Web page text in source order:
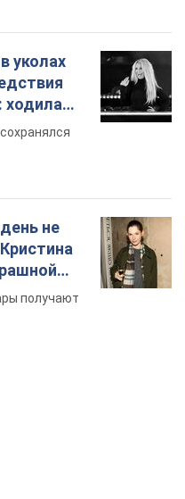
уколах
ходила
не
получают